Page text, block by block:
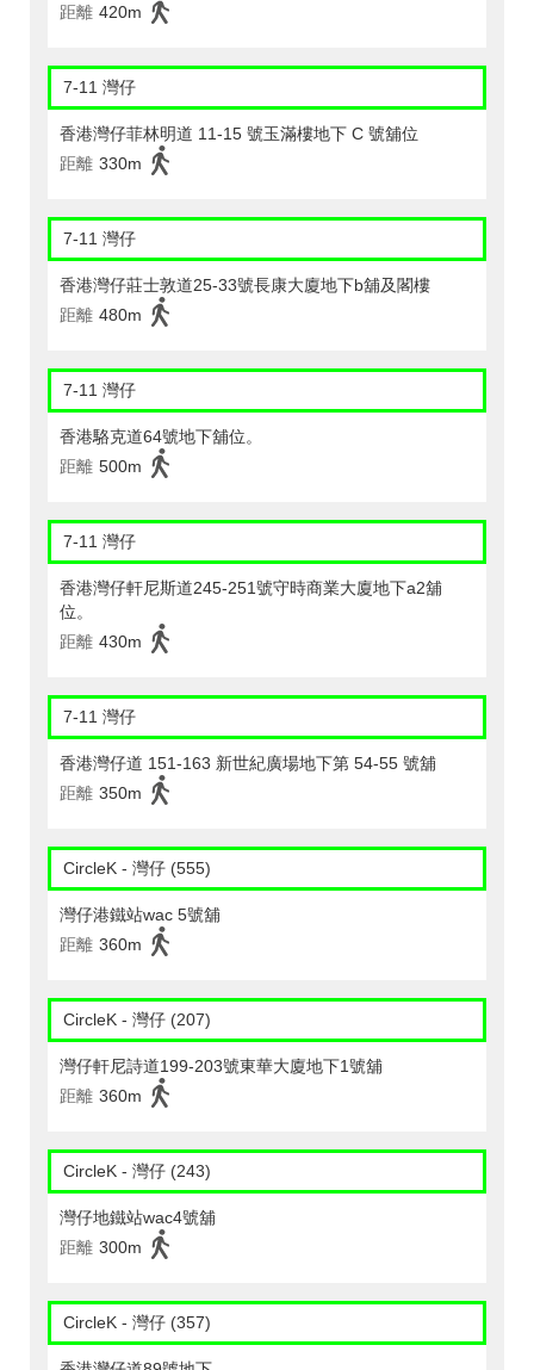
距離 420m
7-11 灣仔
香港灣仔菲林明道 11-15 號玉滿樓地下 C 號舖位
距離 330m
7-11 灣仔
香港灣仔莊士敦道25-33號長康大廈地下b舖及閣樓
距離 480m
7-11 灣仔
香港駱克道64號地下舖位。
距離 500m
7-11 灣仔
香港灣仔軒尼斯道245-251號守時商業大廈地下a2舖
位。
距離 430m
7-11 灣仔
香港灣仔道 151-163 新世紀廣場地下第 54-55 號舖
距離 350m
CircleK - 灣仔 (555)
灣仔港鐵站wac 5號舖
距離 360m
CircleK - 灣仔 (207)
灣仔軒尼詩道199-203號東華大廈地下1號舖
距離 360m
CircleK - 灣仔 (243)
灣仔地鐵站wac4號舖
距離 300m
CircleK - 灣仔 (357)